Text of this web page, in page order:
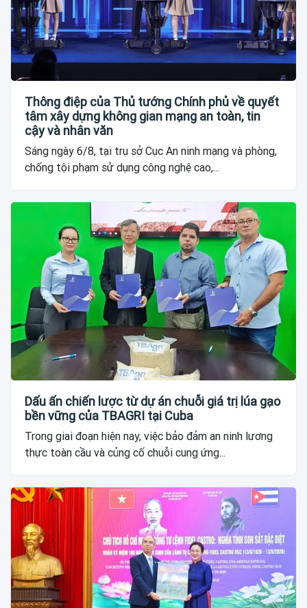
Thông điệp của Thủ tướng Chính phủ về quyết
tâm xây dựng không gian mạng an toàn, tin
cậy và nhân văn
Sáng ngày 6/8, tại trụ sở Cục An ninh mạng và phòng,
chống tội phạm sử dụng công nghệ cao,...
Dấu ấn chiến lược từ dự án chuỗi giá trị lúa gạo
bền vững của TBAGRI tại Cuba
Trong giai đoạn hiện nay, việc bảo đảm an ninh lương
thực toàn cầu và củng cố chuỗi cung ứng...